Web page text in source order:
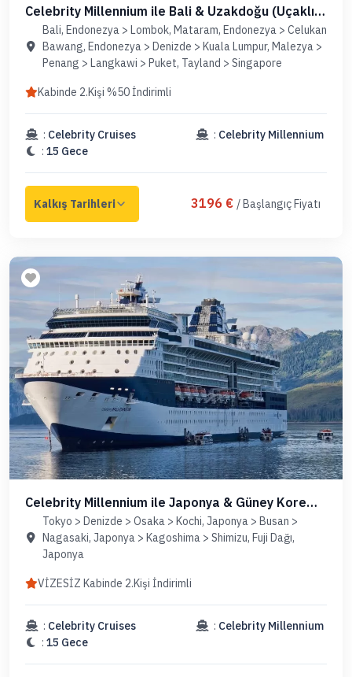
Celebrity Millennium ile Bali & Uzakdoğu (Uçaklı
Paket)
Bali, Endonezya > Lombok, Mataram, Endonezya > Celukan
Bawang, Endonezya > Denizde > Kuala Lumpur, Malezya >
Penang > Langkawi > Puket, Tayland > Singapore
Kabinde 2.Kişi %50 İndirimli
: Celebrity Cruises : Celebrity Millennium
: 15 Gece
3196 € / Başlangıç Fiyatı
Celebrity Millennium ile Japonya & Güney Kore
(Uçaklı Paket)
Tokyo > Denizde > Osaka > Kochi, Japonya > Busan >
Nagasaki, Japonya > Kagoshima > Shimizu, Fuji Dağı,
Japonya
VİZESİZ Kabinde 2.Kişi İndirimli
: Celebrity Cruises : Celebrity Millennium
: 15 Gece